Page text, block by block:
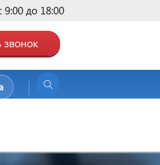
9:00 до 18:00
Заказать звонок